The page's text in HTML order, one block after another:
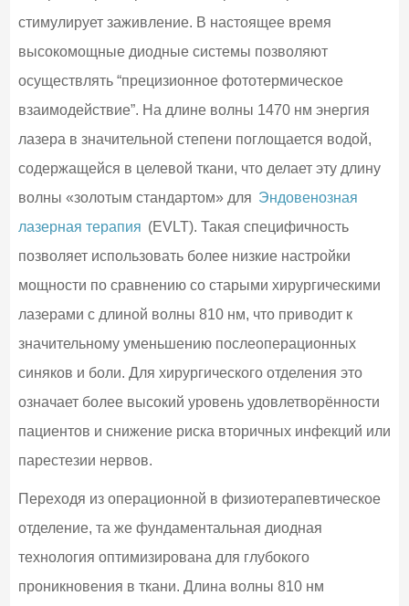
стимулирует заживление. В настоящее время
высокомощные диодные системы позволяют
осуществлять “прецизионное фототермическое
взаимодействие”. На длине волны 1470 нм энергия
лазера в значительной степени поглощается водой,
содержащейся в целевой ткани, что делает эту длину
волны «золотым стандартом» для Эндовенозная
лазерная терапия (EVLT). Такая специфичность
позволяет использовать более низкие настройки
мощности по сравнению со старыми хирургическими
лазерами с длиной волны 810 нм, что приводит к
значительному уменьшению послеоперационных
синяков и боли. Для хирургического отделения это
означает более высокий уровень удовлетворённости
пациентов и снижение риска вторичных инфекций или
парестезии нервов.
Переходя из операционной в физиотерапевтическое
отделение, та же фундаментальная диодная
технология оптимизирована для глубокого
проникновения в ткани. Длина волны 810 нм